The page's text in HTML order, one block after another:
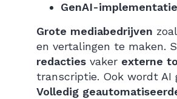
GenAI-
Grote mediabedrijven
en vertalingen te maken.
redacties vaker externe
transcriptie. Ook wordt
Volledig